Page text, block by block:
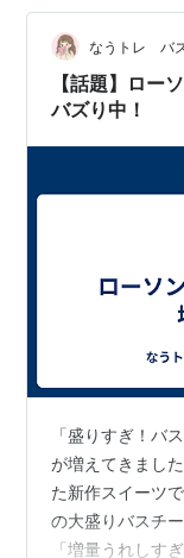
ミ箱に貼るやつ
っちゃ匂…なうトレ バ
【話題】ロー
バズり中！
「盛りすぎ！バ
が増えてきまし
た新作スイーツ
の大盛りバスチ
「増量うれしす